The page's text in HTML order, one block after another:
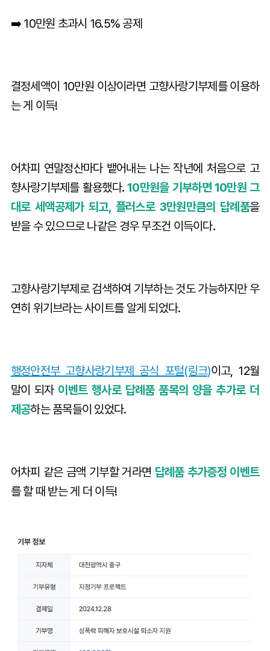
➡️ 10만원 초과시 16.5% 공제
결정세액이 10만원 이상이라면 고향사랑기부제를 이용하
는 게 이득!
어차피 연말정산마다 뱉어내는 나는 작년에 처음으로 고
향사랑기부제를 활용했다.10만원을 기부하면 10만원 그
대로 세액공제가 되고, 플러스로 3만원만큼의 답례품을
받을 수 있으므로 나같은 경우 무조건 이득이다.
고향사랑기부제로 검색하여 기부하는 것도 가능하지만 우
연히 위기브라는 사이트를 알게 되었다.
행정안전부 고향사랑기부제 공식 포털(링크)이고, 12월
말이 되자 이벤트 행사로 답례품 품목의 양을 추가로 더
제공하는 품목들이 있었다.
어차피 같은 금액 기부할 거라면 답례품 추가증정 이벤트
를 할 때 받는 게 더 이득!